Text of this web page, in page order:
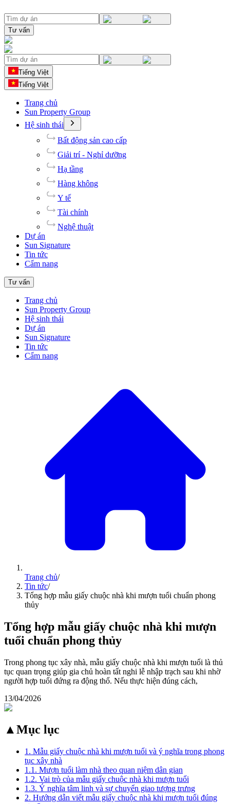
Tư vấn
Tiếng Việt
Tiếng Việt
Trang chủ
Sun Property Group
Hệ sinh thái
Bất động sản cao cấp
Giải trí - Nghỉ dưỡng
Hạ tầng
Hàng không
Y tế
Tài chính
Nghệ thuật
Dự án
Sun Signature
Tin tức
Cẩm nang
Tư vấn
Trang chủ
Sun Property Group
Hệ sinh thái
Dự án
Sun Signature
Tin tức
Cẩm nang
Trang chủ/
Tin tức/
Tổng hợp mẫu giấy chuộc nhà khi mượn tuổi chuẩn phong
thủy
Tổng hợp mẫu giấy chuộc nhà khi mượn
tuổi chuẩn phong thủy
Trong phong tục xây nhà, mẫu giấy chuộc nhà khi mượn tuổi là thủ
tục quan trọng giúp gia chủ hoàn tất nghi lễ nhập trạch sau khi nhờ
người hợp tuổi đứng ra động thổ. Nếu thực hiện đúng cách,
13/04/2026
▲Mục lục
1. Mẫu giấy chuộc nhà khi mượn tuổi và ý nghĩa trong phong
tục xây nhà
1.1. Mượn tuổi làm nhà theo quan niệm dân gian
1.2. Vai trò của mẫu giấy chuộc nhà khi mượn tuổi
1.3. Ý nghĩa tâm linh và sự chuyển giao tượng trưng
2. Hướng dẫn viết mẫu giấy chuộc nhà khi mượn tuổi đúng